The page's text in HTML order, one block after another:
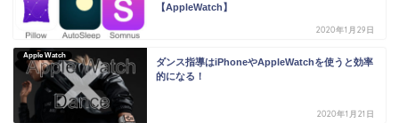
【AppleWatch】
2020年1月29日
Apple Watch
ダンス指導はiPhoneやAppleWatchを使うと効率
的になる！
2020年1月21日